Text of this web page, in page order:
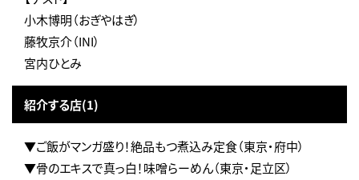
小木博明（おぎやはぎ）
藤牧京介（INI）
宮内ひとみ
紹介する店(1)
▼ご飯がマンガ盛り！絶品もつ煮込み定食（東京・府中）
▼骨のエキスで真っ白！味噌らーめん（東京・足立区）